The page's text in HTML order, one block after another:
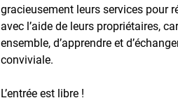
gracieusement leurs services pour
avec l’aide de leurs propriétaires,
ensemble, d’apprendre et
conviviale.
L’entrée est libre !